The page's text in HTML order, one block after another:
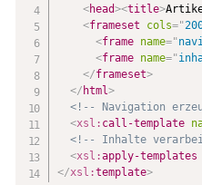
<head><title>
<frameset cols="
<frame name="
<frame name="
</frameset>
</ html>
<!-- Navigation
<xsl: call-template
<!-- Inhalte
<xsl:apply-templates
</xsl:template>